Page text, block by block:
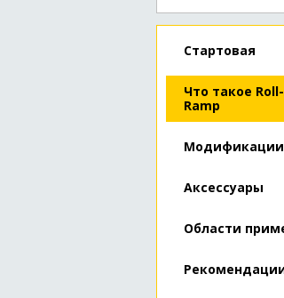
Стартовая
Что такое
Ramp
Модификации
Аксессуары
Области